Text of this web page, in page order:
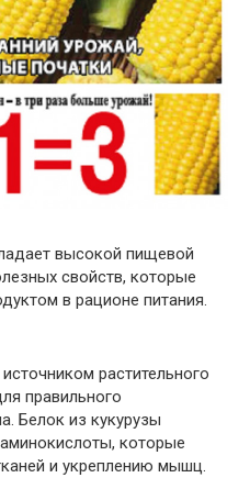
высокой пищевой
свойств, которые
в рационе питания.
растительного
правильного
Белок из кукурузы
которые
и укреплению мышц.